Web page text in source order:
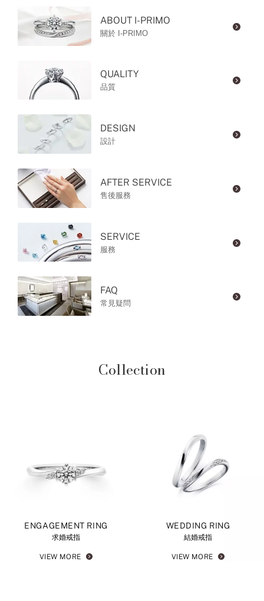
ABOUT I-PRIMO
關於 I-PRIMO
QUALITY
品質
DESIGN
設計
AFTER SERVICE
售後服務
SERVICE
服務
FAQ
常見疑問
Collection
ENGAGEMENT RING
求婚戒指
VIEW MORE
WEDDING RING
結婚戒指
VIEW MORE